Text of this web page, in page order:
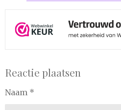
Reactie plaatsen
Naam *